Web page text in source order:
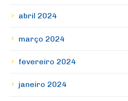
abril 2024
março 2024
fevereiro 2024
janeiro 2024